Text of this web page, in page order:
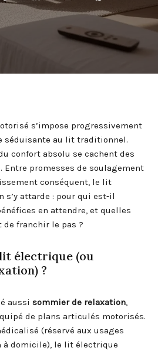
s’impose progressivement
séduisante au lit traditionnel.
confort absolu se cachent des
Entre promesses de soulagement
conséquent, le lit
s’y attarde : pour qui est-il
en attendre, et quelles
franchir le pas ?
lit électrique (ou
?
aussi sommier de relaxation,
de plans articulés motorisés.
(réservé aux usages
à domicile), le lit électrique